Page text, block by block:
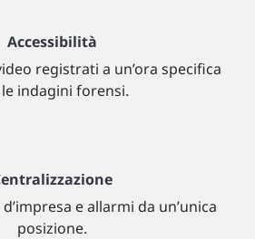
Accessibilità
registrati a un’ora specifica
indagini forensi.
e allarmi da un’unica
posizione.